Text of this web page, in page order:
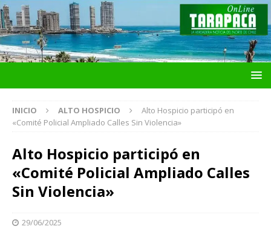
INICIO ALTO HOSPICIO
Alto Hospicio participó en
«Comité Policial Ampliado Calles Sin Violencia»
Alto Hospicio participó en
«Comité Policial Ampliado Calles
Sin Violencia»
29/06/2025